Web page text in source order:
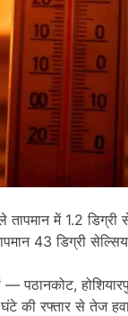
में 1.2 डिग्री
43 डिग्री
— पठानकोट,
की रफ्तार से तेज